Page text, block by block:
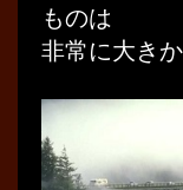
ものは
非常に大き